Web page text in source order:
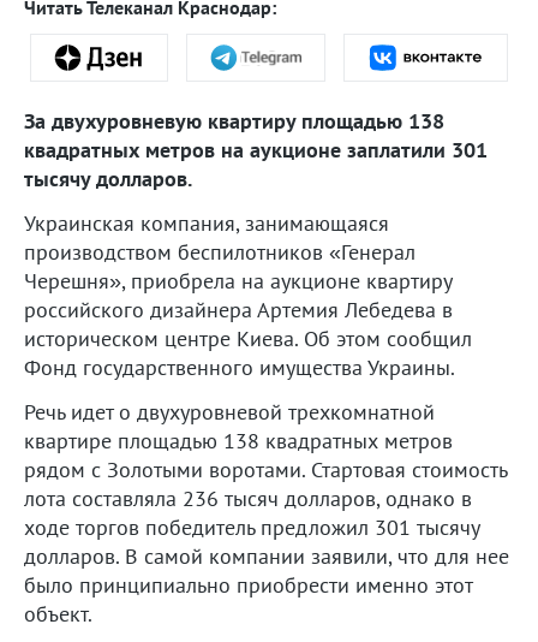
Читать Телеканал Краснодар:
За двухуровневую квартиру площадью 138
квадратных метров на аукционе заплатили 301
тысячу долларов.
Украинская компания, занимающаяся
производством беспилотников «Генерал
Черешня», приобрела на аукционе квартиру
российского дизайнера Артемия Лебедева в
историческом центре Киева. Об этом сообщил
Фонд государственного имущества Украины.
Речь идет о двухуровневой трехкомнатной
квартире площадью 138 квадратных метров
рядом с Золотыми воротами. Стартовая стоимость
лота составляла 236 тысяч долларов, однако в
ходе торгов победитель предложил 301 тысячу
долларов. В самой компании заявили, что для нее
было принципиально приобрести именно этот
объект.